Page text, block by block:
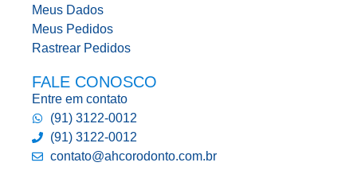
Meus Dados
Meus Pedidos
Rastrear Pedidos
FALE CONOSCO
Entre em contato
(91) 3122-0012
(91) 3122-0012
contato@ahcorodonto.com.br